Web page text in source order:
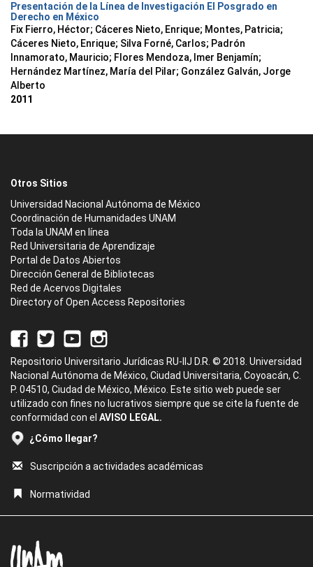
Presentación de la Línea de Investigación El Posgrado en
Derecho en México
Fix Fierro, Héctor; Cáceres Nieto, Enrique; Montes, Patricia;
Cáceres Nieto, Enrique; Silva Forné, Carlos; Padrón
Innamorato, Mauricio; Flores Mendoza, Imer Benjamín;
Hernández Martínez, María del Pilar; González Galván, Jorge
Alberto
2011
Otros Sitios
Universidad Nacional Autónoma de México
Coordinación de Humanidades UNAM
Toda la UNAM en línea
Red Universitaria de Aprendizaje
Portal de Datos Abiertos
Dirección General de Bibliotecas
Red de Acervos Digitales
Directory of Open Access Repositories
Repositorio Universitario Jurídicas RU-IIJ D.R. © 2018. Universidad
Nacional Autónoma de México, Ciudad Universitaria, Coyoacán, C.
P. 04510, Ciudad de México, México. Este sitio web puede ser
utilizado con fines no lucrativos siempre que se cite la fuente de
conformidad con el AVISO LEGAL.
¿Cómo llegar?
Suscripción a actividades académicas
Normatividad